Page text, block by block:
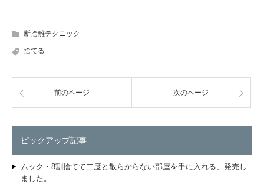
断捨離テクニック
捨てる
前のページ 次のページ
ピックアップ記事
ムック・8割捨てて二度と散らからない部屋を手に入れる、発売し
ました。